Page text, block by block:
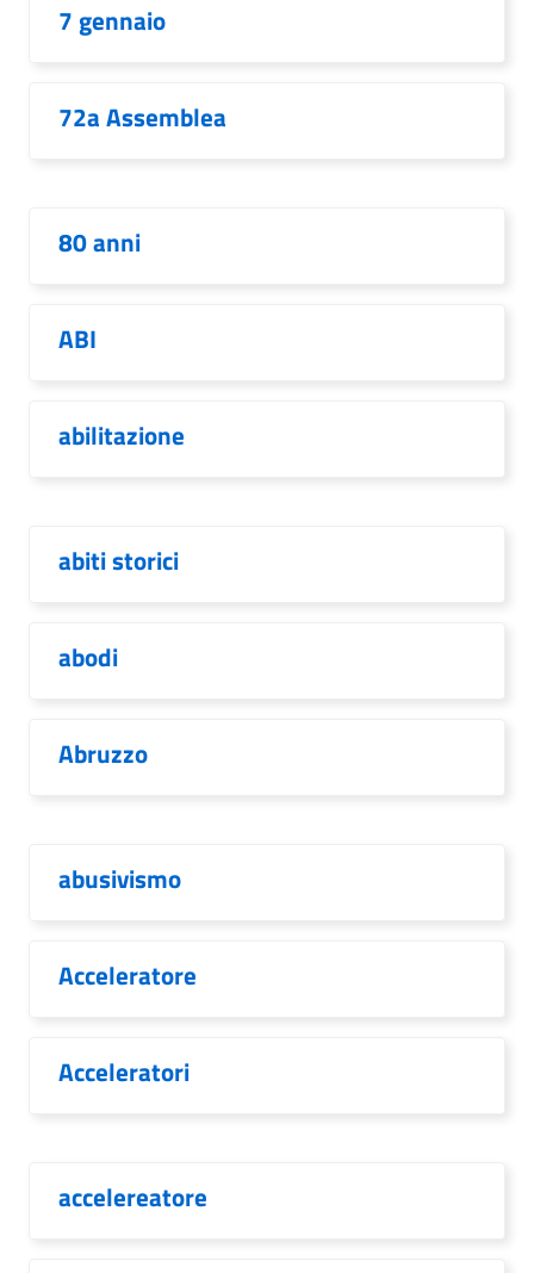
7 gennaio
72a Assemblea
80 anni
ABI
abilitazione
abiti storici
abodi
Abruzzo
abusivismo
Acceleratore
Acceleratori
accelereatore